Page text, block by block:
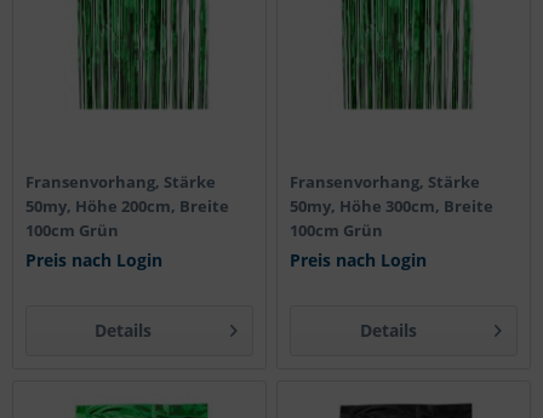
Fransenvorhang, Stärke
50my, Höhe 200cm, Breite
100cm Grün
Preis nach Login
Details
Fransenvorhang, Stärke
50my, Höhe 300cm, Breite
100cm Grün
Preis nach Login
Details